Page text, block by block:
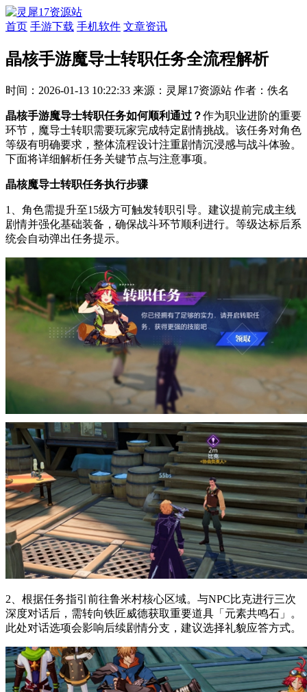
首页 手游下载 手机软件 文章资讯
晶核手游魔导士转职任务全流程解析
时间：2026-01-13 10:22:33 来源：灵犀17资源站 作者：佚名
晶核手游魔导士转职任务如何顺利通过？作为职业进阶的重要
环节，魔导士转职需要玩家完成特定剧情挑战。该任务对角色
等级有明确要求，整体流程设计注重剧情沉浸感与战斗体验。
下面将详细解析任务关键节点与注意事项。
晶核魔导士转职任务执行步骤
1、角色需提升至15级方可触发转职引导。建议提前完成主线
剧情并强化基础装备，确保战斗环节顺利进行。等级达标后系
统会自动弹出任务提示。
2、根据任务指引前往鲁米村核心区域。与NPC比克进行三次
深度对话后，需转向铁匠威德获取重要道具「元素共鸣石」。
此处对话选项会影响后续剧情分支，建议选择礼貌应答方式。